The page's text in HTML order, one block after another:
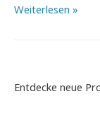
Elegante
Modelle
Weiterlesen »
Entdecke neue